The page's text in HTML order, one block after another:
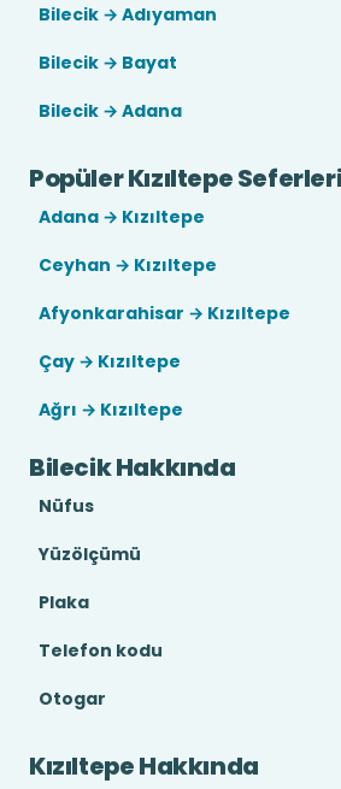
Bilecik → Adıyaman
Bilecik → Bayat
Bilecik → Adana
Popüler Kızıltepe Seferleri
Adana → Kızıltepe
Ceyhan → Kızıltepe
Afyonkarahisar → Kızıltepe
Çay → Kızıltepe
Ağrı → Kızıltepe
Bilecik Hakkında
Nüfus
Yüzölçümü
Plaka
Telefon kodu
Otogar
Kızıltepe Hakkında